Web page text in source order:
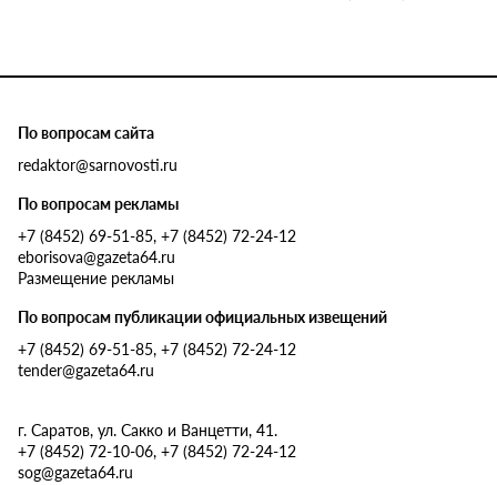
По вопросам сайта
redaktor@sarnovosti.ru
По вопросам рекламы
+7 (8452) 69-51-85, +7 (8452) 72-24-12
eborisova@gazeta64.ru
Размещение рекламы
По вопросам публикации официальных извещений
+7 (8452) 69-51-85, +7 (8452) 72-24-12
tender@gazeta64.ru
г. Саратов, ул. Сакко и Ванцетти, 41.
+7 (8452) 72-10-06, +7 (8452) 72-24-12
sog@gazeta64.ru